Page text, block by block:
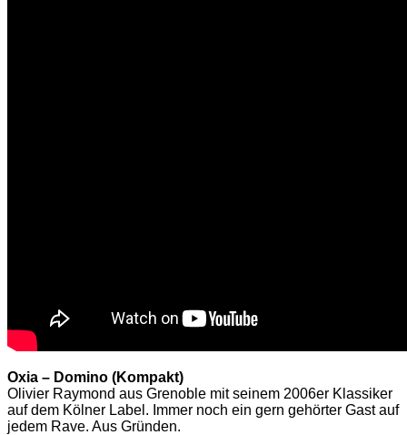
Oxia – Domino (Kompakt)
Olivier Raymond aus Grenoble mit seinem 2006er Klassiker
auf dem Kölner Label. Immer noch ein gern gehörter Gast auf
jedem Rave. Aus Gründen.